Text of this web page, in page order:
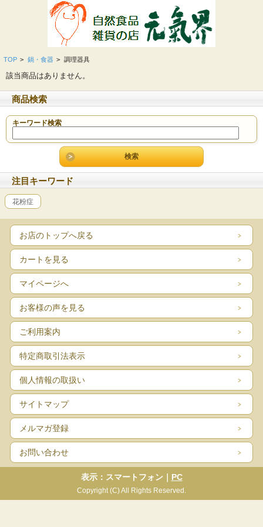
TOP > 鍋・食器 > 調理器具
該当商品はありません。
商品検索
キーワード検索
注目キーワード
花粉症
お店のトップへ戻る
カートを見る
マイページへ
お客様の声を見る
ご利用案内
特定商取引法表示
個人情報の取扱い
サイトマップ
メルマガ登録
お問い合わせ
表示：スマートフォン｜ PC
Copyright (C) All Rights Reserved.